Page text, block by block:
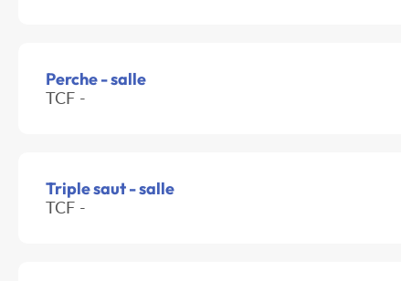
Perche - salle
TCF -
Triple saut - salle
TCF -